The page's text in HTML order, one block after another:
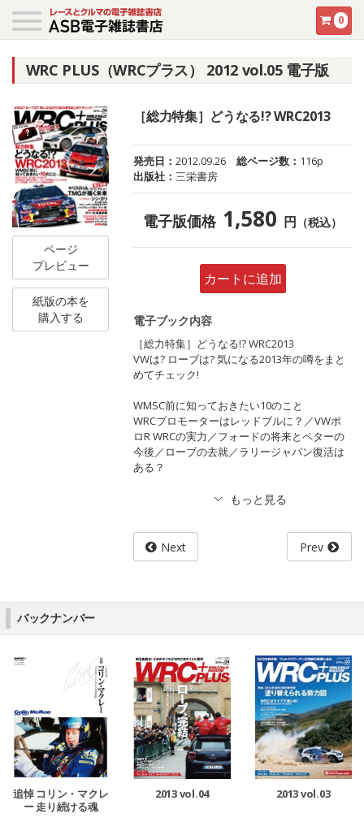
0
WRC PLUS（WRCプラス） 2012 vol.05 電子版
ページ
プレビュー
紙版の本を
購入する
［総力特集］どうなる!? WRC2013
発売日：2012.09.26 総ページ数： 116p
出版社：三栄書房
電子版価格 1,580 円 （税込）
カートに追加
電子ブック内容
［総力特集］どうなる!? WRC2013
VWは? ローブは? 気になる2013年の噂をまと
めてチェック!
WMSC前に知っておきたい10のこと
WRCプロモーターはレッドブルに？／VWポ
ロR WRCの実力／フォードの将来とペターの
今後／ローブの去就／ラリージャパン復活は
ある？
Next Prev
バックナンバー
追悼 コリン・マクレ
ー 走り続ける魂
2013 vol.04 2013 vol.03